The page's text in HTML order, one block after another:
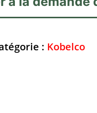
: Kobelco